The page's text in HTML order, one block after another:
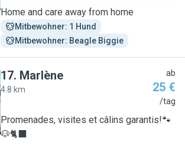
Home and care away from home
Mitbewohner: 1 Hund
Mitbewohner: Beagle Biggie
17. Marlène
4.8 km
ab
25 €
/tag
Promenades, visites et câlins garantis!🐾
🐶🐈‍⬛